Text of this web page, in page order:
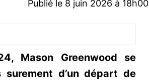
Publié le 8 juin 2026 à 18h00
Mason Greenwood se
surement d’un départ de